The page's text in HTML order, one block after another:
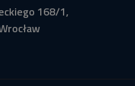
168/1,